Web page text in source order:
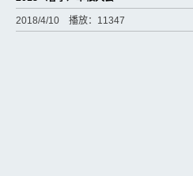
2018/4/10 播放：11347